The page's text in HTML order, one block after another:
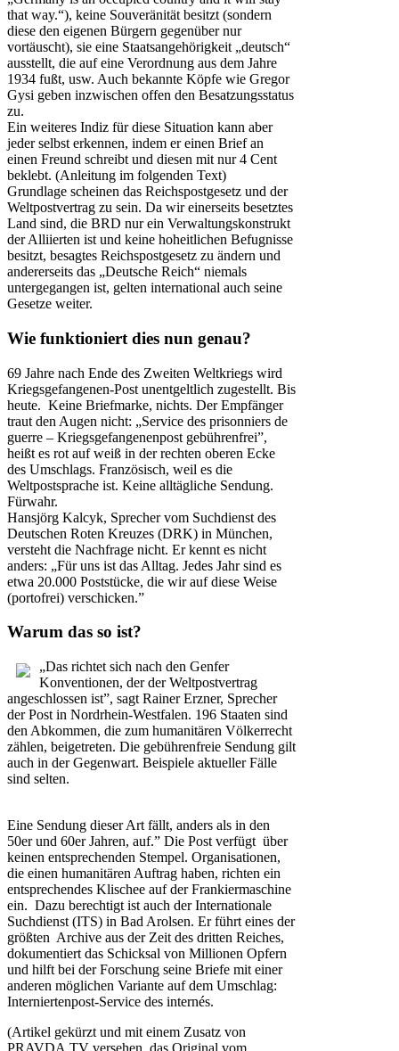
that way.“), keine Souveränität besitzt (sondern
diese den eigenen Bürgern gegenüber nur
vortäuscht), sie eine Staatsangehörigkeit „deutsch“
ausstellt, die auf eine Verordnung aus dem Jahre
1934 fußt, usw. Auch bekannte Köpfe wie Gregor
Gysi geben inzwischen offen den Besatzungsstatus
zu.
Ein weiteres Indiz für diese Situation kann aber
jeder selbst erkennen, indem er einen Brief an
einen Freund schreibt und diesen mit nur 4 Cent
beklebt. (Anleitung im folgenden Text)
Grundlage scheinen das Reichspostgesetz und der
Weltpostvertrag zu sein. Da wir einerseits besetztes
Land sind, die BRD nur ein Verwaltungskonstrukt
der Alliierten ist und keine hoheitlichen Befugnisse
besitzt, besagtes Reichspostgesetz zu ändern und
andererseits das „Deutsche Reich“ niemals
untergegangen ist, gelten international auch seine
Gesetze weiter.
Wie funktioniert dies nun genau?
69 Jahre nach Ende des Zweiten Weltkriegs wird
Kriegsgefangenen-Post unentgeltlich zugestellt. Bis
heute. Keine Briefmarke, nichts. Der Empfänger
traut den Augen nicht: „Service des prisonniers de
guerre – Kriegsgefangenenpost gebührenfrei”,
heißt es rot auf weiß in der rechten oberen Ecke
des Umschlags. Französisch, weil es die
Weltpostsprache ist. Keine alltägliche Sendung.
Fürwahr.
Hansjörg Kalcyk, Sprecher vom Suchdienst des
Deutschen Roten Kreuzes (DRK) in München,
versteht die Nachfrage nicht. Er kennt es nicht
anders: „Für uns ist das Alltag. Jedes Jahr sind es
etwa 20.000 Poststücke, die wir auf diese Weise
(portofrei) verschicken.”
Warum das so ist?
„Das richtet sich nach den Genfer
Konventionen, der der Weltpostvertrag
angeschlossen ist”, sagt Rainer Erzner, Sprecher
der Post in Nordrhein-Westfalen. 196 Staaten sind
den Abkommen, die zum humanitären Völkerrecht
zählen, beigetreten. Die gebührenfreie Sendung gilt
auch in der Gegenwart. Beispiele aktueller Fälle
sind selten.
Eine Sendung dieser Art fällt, anders als in den
50er und 60er Jahren, auf.” Die Post verfügt über
keinen entsprechenden Stempel. Organisationen,
die einen humanitären Auftrag haben, richten ein
entsprechendes Klischee auf der Frankiermaschine
ein. Dazu berechtigt ist auch der Internationale
Suchdienst (ITS) in Bad Arolsen. Er führt eines der
größten Archive aus der Zeit des dritten Reiches,
dokumentiert das Schicksal von Millionen Opfern
und hilft bei der Forschung seine Briefe mit einer
anderen möglichen Variante auf dem Umschlag:
Interniertenpost-Service des internés.
(Artikel gekürzt und mit einem Zusatz von
PRAVDA.TV versehen, das Original vom